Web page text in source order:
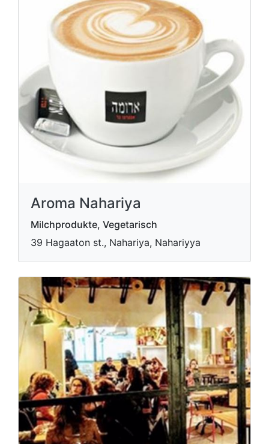
Aroma Nahariya
Milchprodukte, Vegetarisch
39 Hagaaton st., Nahariya, Nahariyya